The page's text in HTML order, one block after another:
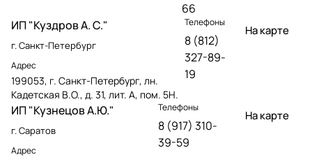
66
ИП "Куздров А. С."
г. Санкт-Петербург
Адрес
199053, г. Санкт-Петербург, лн.
Кадетская В.О., д. 31, лит. А, пом. 5Н.
Телефоны
8 (812)
327-89-
19
На карте
ИП "Кузнецов А.Ю."
г. Саратов
Адрес
Телефоны
8 (917) 310-
39-59
На карте